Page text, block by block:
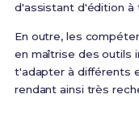
d'assistant d'édition à
En outre, les
en maîtrise des outils
t'adapter à différents
rendant ainsi très